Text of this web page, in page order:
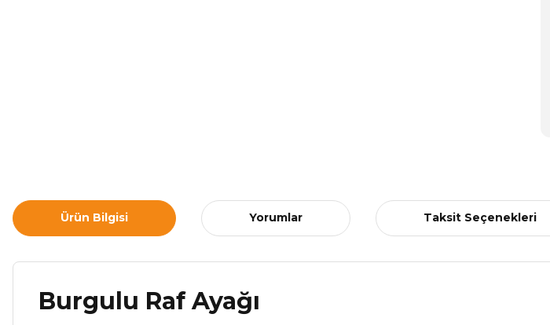
Ürün Bilgisi Yorumlar Taksit Seçenekleri
Burgulu Raf Ayağı